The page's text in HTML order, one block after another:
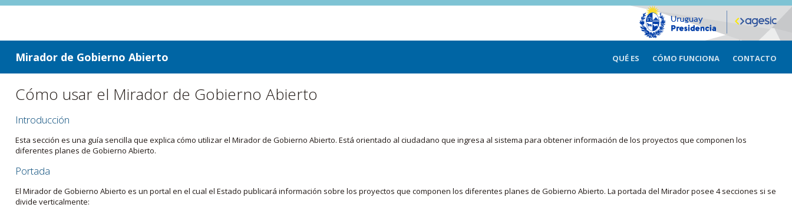
ir a contenido
ir al menú
Mirador de Gobierno Abierto QUÉ ES CÓMO FUNCIONA CONTACTO
Cómo usar el Mirador de Gobierno Abierto
Introducción
Esta sección es una guía sencilla que explica cómo utilizar el Mirador de Gobierno Abierto. Está orientado al ciudadano que ingresa al sistema para obtener información de los proyectos que componen los
diferentes planes de Gobierno Abierto.
Portada
El Mirador de Gobierno Abierto es un portal en el cual el Estado publicará información sobre los proyectos que componen los diferentes planes de Gobierno Abierto. La portada del Mirador posee 4 secciones si se
divide verticalmente: